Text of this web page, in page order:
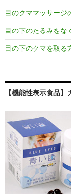
目のクママッサージ
目の下のたるみをな
目の下のクマを取る
【機能性表示食品